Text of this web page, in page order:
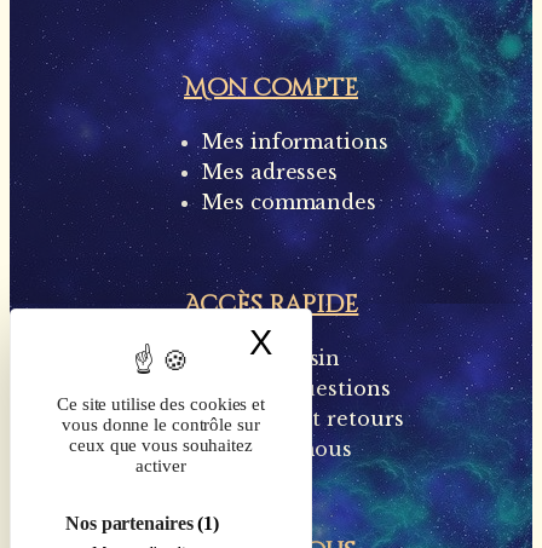
Ce site utilise des cookies et
vous donne le contrôle sur
ceux que vous souhaitez
activer
Nos partenaires(1)
X Masquer le
Mon compte
Mes informations
Mes adresses
Mes commandes
Accès rapide
Notre magasin
Foire aux questions
Livraisons et retours
Contactez-nous